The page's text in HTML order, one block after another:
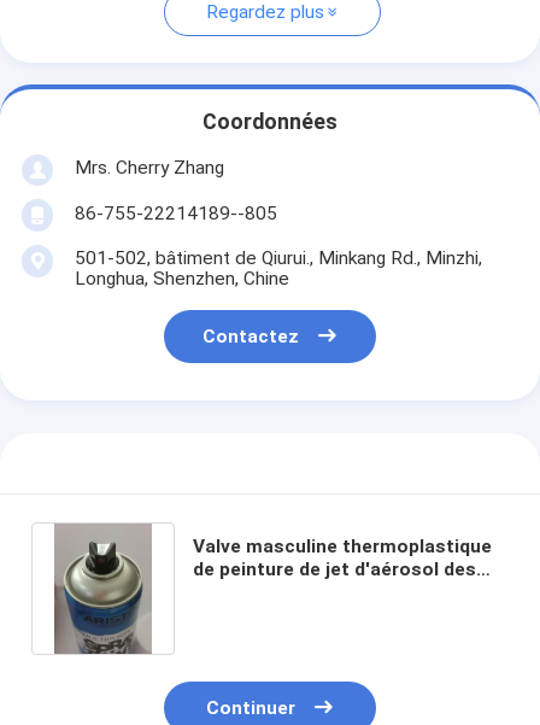
Regardez plus
Coordonnées
Mrs. Cherry Zhang
86-755-22214189--805
501-502, bâtiment de Qiurui., Minkang Rd., Minzhi,
Longhua, Shenzhen, Chine
Contactez
Valve masculine thermoplastique
de peinture de jet d'aérosol des
Continuer